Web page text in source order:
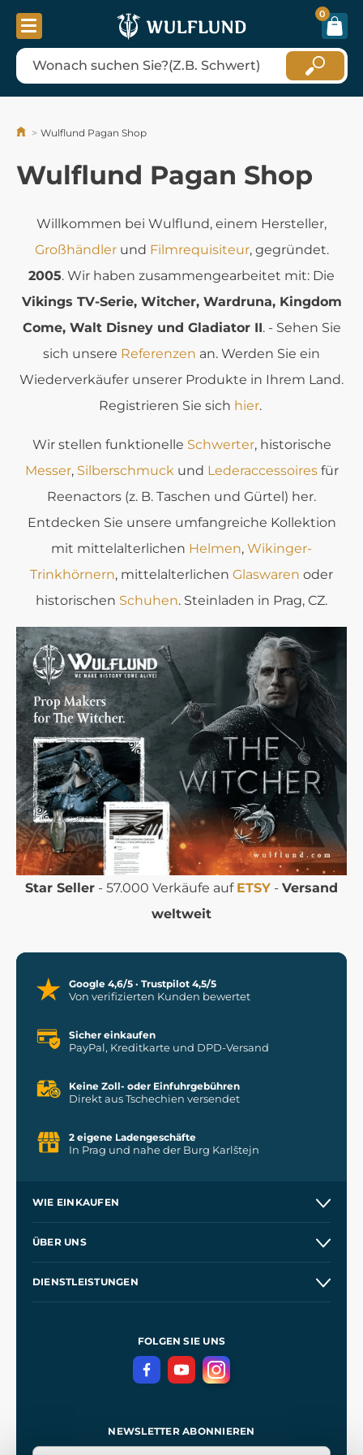
0
Wulflund Pagan Shop
Wulflund Pagan Shop
Willkommen bei Wulflund, einem Hersteller,
Großhändlerund Filmrequisiteur, gegründet.
2005. Wir haben zusammengearbeitet mit: Die
Vikings TV-Serie, Witcher, Wardruna, Kingdom
Come, Walt Disney und Gladiator II. - Sehen Sie
sich unsere Referenzen an. Werden Sie ein
Wiederverkäufer unserer Produkte in Ihrem Land.
Registrieren Sie sich hier.
Wir stellen funktionelle Schwerter, historische
Messer, Silberschmuck und Lederaccessoiresfür
Reenactors (z. B. Taschen und Gürtel) her.
Entdecken Sie unsere umfangreiche Kollektion
mit mittelalterlichen Helmen, Wikinger-
Trinkhörnern, mittelalterlichen Glaswaren oder
historischen Schuhen. Steinladen in Prag, CZ.
Star Seller - 57.000 Verkäufe auf ETSY - Versand
weltweit
Google 4,6/5 · Trustpilot 4,5/5
Von verifizierten Kunden bewertet
Sicher einkaufen
PayPal, Kreditkarte und DPD-Versand
Keine Zoll- oder Einfuhrgebühren
Direkt aus Tschechien versendet
2 eigene Ladengeschäfte
In Prag und nahe der Burg Karlštejn
WIE EINKAUFEN
Großhandel
ÜBER UNS
DIENSTLEISTUNGEN
GeschäftsbedingungenFOLGEN SIE UNS
NEWSLETTER ABONNIEREN